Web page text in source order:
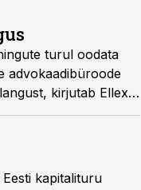
turul oodata
advokaadibüroode
kirjutab Ellex
kapitalituru